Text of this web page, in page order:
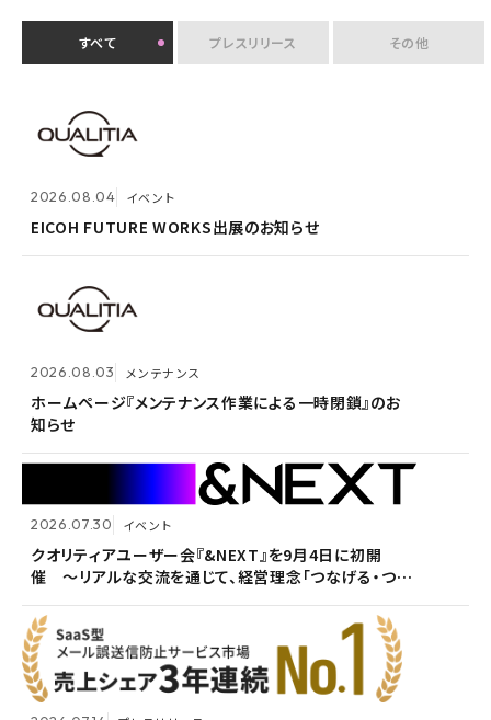
すべて プレスリリース その他
2026.08.04 イベント
EICOH FUTURE WORKS出展のお知らせ
2026.08.03 メンテナンス
ホームページ『メンテナンス作業による一時閉鎖』のお
知らせ
2026.07.30 イベント
クオリティアユーザー会『&NEXT』を9月4日に初開
催 〜リアルな交流を通じて、経営理念「つなげる・つな
2026.07.30
クオリティアユーザー会『&NEXT』を9月4日に初開
催 〜リアルな交流を通じて、経営理念「つなげる・つな
がる想いを未来へつなぐ」を体現〜
Active! gate SS、SaaS型メール誤送信防止市場でシ
ェア1位を3年連続獲得
2026.07.09 自社ウェビナー
<7/30 ウェビナー開催>いまさら聞けないPPAP問題～
2026.08.03 メンテナンス
ホームページ『メンテナンス作業による一時閉鎖』のお
2026.05.14 メンテナンス
ホームページ『メンテナンス作業による一時閉鎖』のお
2026.05.13 メンテナンス
ホームページ『メンテナンス作業による一時閉鎖』のお
知らせ